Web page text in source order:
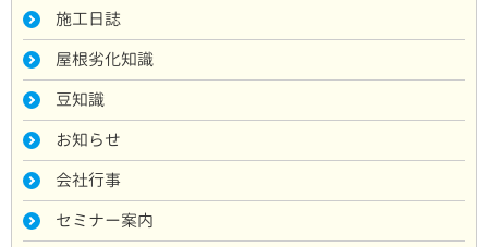
施工日誌
屋根劣化知識
豆知識
お知らせ
会社行事
セミナー案内